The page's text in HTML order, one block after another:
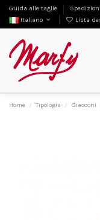
Guida alle taglie
Italiano
Lista
Home Tipologia Giacconi